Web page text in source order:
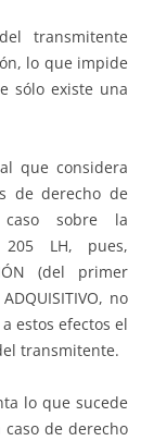
transmitente
lo que impide
sólo existe una
que considera
de derecho de
sobre la
LH, pues,
(del primer
no
estos efectos el
transmitente.
lo que sucede
de derecho